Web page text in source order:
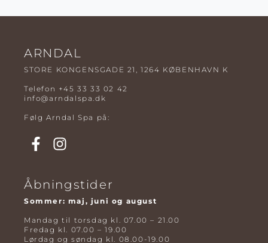
ARNDAL
STORE KONGENSGADE 21, 1264 KØBENHAVN K
Telefon +45 33 33 02 42
info@arndalspa.dk
Følg Arndal Spa på:
Åbningstider
Sommer: maj, juni og august
Mandag til torsdag kl. 07.00 – 21.00
Fredag kl. 07.00 – 19.00
Lørdag og søndag kl. 08.00-19.00